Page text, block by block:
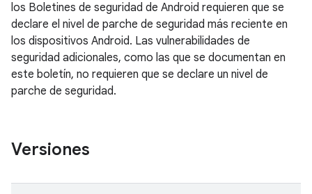
los Boletines de seguridad de Android requieren que se
declare el nivel de parche de seguridad más reciente en
los dispositivos Android. Las vulnerabilidades de
seguridad adicionales, como las que se documentan en
este boletín, no requieren que se declare un nivel de
parche de seguridad.
Versiones